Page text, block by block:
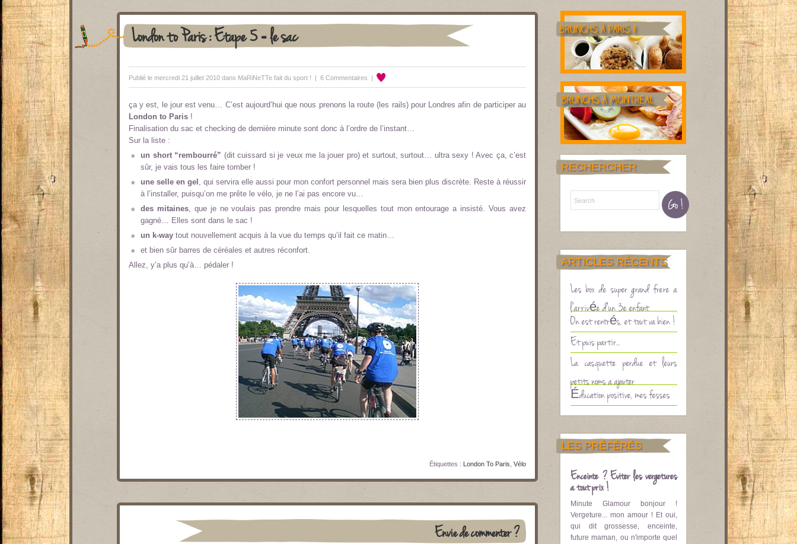
London to Paris : Etape 5 = le sac
Publié le mercredi 21 juillet 2010 dans MaRiNeTTe fait du sport ! | 6 Commentaires |
ça y est, le jour est venu… C’est aujourd’hui que nous prenons la route (les rails) pour Londres afin de participer au
London to Paris !
Finalisation du sac et checking de dernière minute sont donc à l’ordre de l’instant…
Sur la liste :
un short “rembourré” (dit cuissard si je veux me la jouer pro) et surtout, surtout… ultra sexy ! Avec ça, c’est
sûr, je vais tous les faire tomber !
une selle en gel , qui servira elle aussi pour mon confort personnel mais sera bien plus discrète. Reste à réussir
à l’installer, puisqu’on me prête le vélo, je ne l’ai pas encore vu…
des mitaines, que je ne voulais pas prendre mais pour lesquelles tout mon entourage a insisté. Vous avez
gagné… Elles sont dans le sac !
un k-way tout nouvellement acquis à la vue du temps qu’il fait ce matin…
et bien sûr barres de céréales et autres réconfort.
Allez, y’a plus qu’à… pédaler !
Étiquettes : London To Paris Vélo
Envie de commenter ?
RECHERCHER
ARTICLES RÉCENTS
Les box de super grand frère à
l’arrivée d’un 3è enfant
On est rentrés, et tout va bien !
Et puis partir…
La casquette perdue et leurs
Éducation positive, mes fesses
LES PRÉFÉRÉS
Enceinte ? Eviter les vergetures
à tout prix !
Minute Glamour bonjour !
Vergeture... mon amour ! Et oui,
qui dit grossesse, enceinte,
future maman, ou n'importe quel